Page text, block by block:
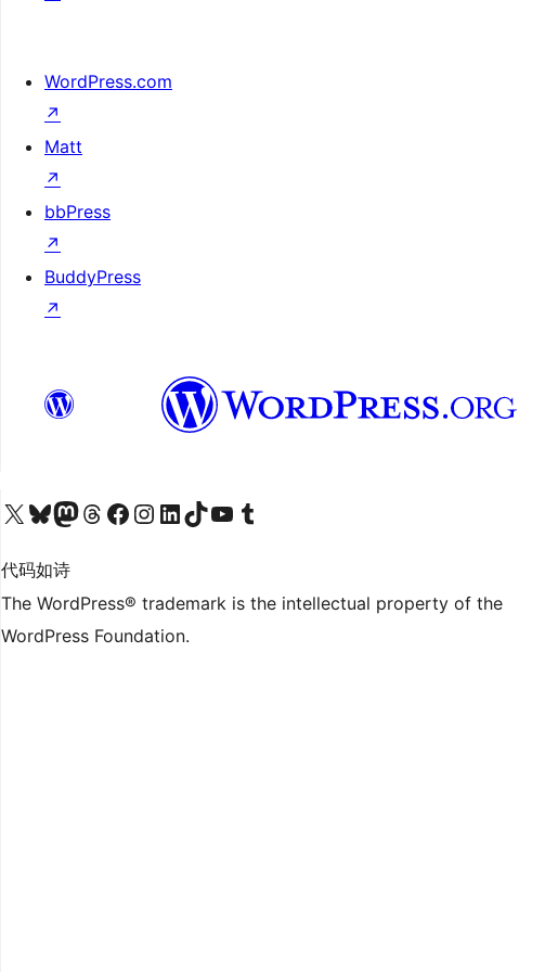
WordPress.com
↗
Matt
↗
bbPress
↗
BuddyPress
↗
关注我们的 X（原 Twitter）账号访问我们的 Bluesky 账号关注我们的 Mastodon 账号访问我们的 Threads 账号 访问我们的 Facebook 公共主页关注我们的 Instagram 账号 关注我们的 LinkedIn 主页访问我们的 TikTok 账号访问我们的 YouTube 频道 访问我们的 Tumblr 账号
代码如诗
The WordPress® trademark is the intellectual property of the
WordPress Foundation.